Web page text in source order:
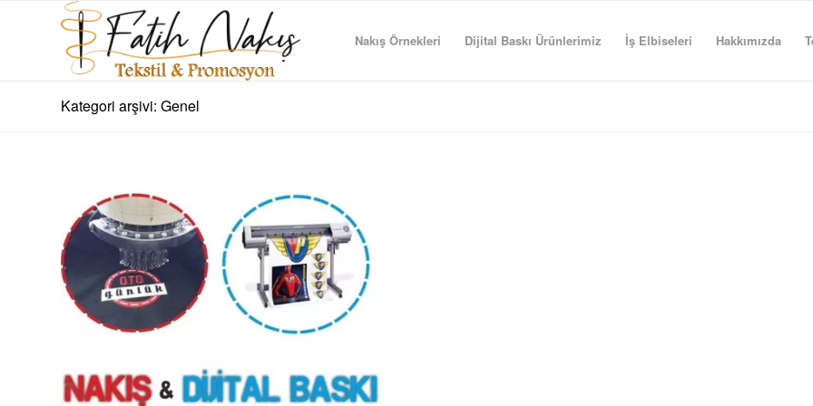
Nakış Örnekleri Dijital Baskı Ürünlerimiz İş Elbiseleri Hakkımızda
Kategori arşivi: Genel